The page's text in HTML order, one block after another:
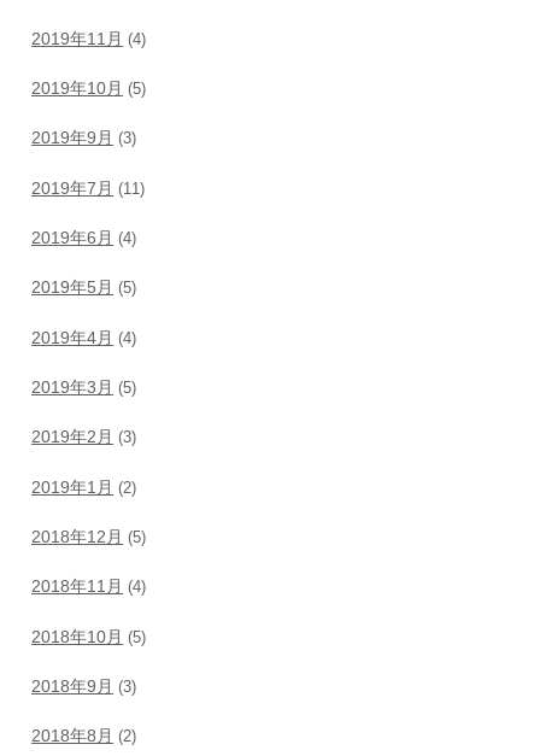
2019年11月 (4)
2019年10月 (5)
2019年9月 (3)
2019年7月 (11)
2019年6月 (4)
2019年5月 (5)
2019年4月 (4)
2019年3月 (5)
2019年2月 (3)
2019年1月 (2)
2018年12月 (5)
2018年11月 (4)
2018年10月 (5)
2018年9月 (3)
2018年8月 (2)